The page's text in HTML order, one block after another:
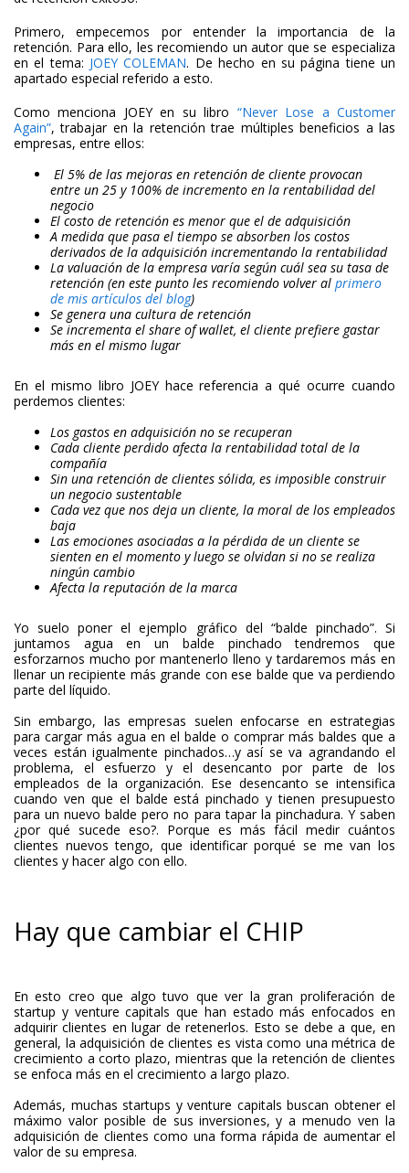
Primero, empecemos por entender la importancia de la
retención. Para ello, les recomiendo un autor que se especializa
en el tema: JOEY COLEMAN. De hecho en su página tiene un
apartado especial referido a esto.
Como menciona JOEY en su libro “Never Lose a Customer
Again”, trabajar en la retención trae múltiples beneficios a las
empresas, entre ellos:
El 5% de las mejoras en retención de cliente provocan
entre un 25 y 100% de incremento en la rentabilidad del
negocio
El costo de retención es menor que el de adquisición
A medida que pasa el tiempo se absorben los costos
derivados de la adquisición incrementando la rentabilidad
La valuación de la empresa varía según cuál sea su tasa de
retención (en este punto les recomiendo volver al primero
de mis artículos del blog)
Se genera una cultura de retención
Se incrementa el share of wallet, el cliente prefiere gastar
más en el mismo lugar
En el mismo libro JOEY hace referencia a qué ocurre cuando
perdemos clientes:
Los gastos en adquisición no se recuperan
Cada cliente perdido afecta la rentabilidad total de la
compañía
Sin una retención de clientes sólida, es imposible construir
un negocio sustentable
Cada vez que nos deja un cliente, la moral de los empleados
baja
Las emociones asociadas a la pérdida de un cliente se
sienten en el momento y luego se olvidan si no se realiza
ningún cambio
Afecta la reputación de la marca
Yo suelo poner el ejemplo gráfico del “balde pinchado”. Si
juntamos agua en un balde pinchado tendremos que
esforzarnos mucho por mantenerlo lleno y tardaremos más en
llenar un recipiente más grande con ese balde que va perdiendo
parte del líquido.
Sin embargo, las empresas suelen enfocarse en estrategias
para cargar más agua en el balde o comprar más baldes que a
veces están igualmente pinchados…y así se va agrandando el
problema, el esfuerzo y el desencanto por parte de los
empleados de la organización. Ese desencanto se intensifica
cuando ven que el balde está pinchado y tienen presupuesto
para un nuevo balde pero no para tapar la pinchadura. Y saben
¿por qué sucede eso?. Porque es más fácil medir cuántos
clientes nuevos tengo, que identificar porqué se me van los
clientes y hacer algo con ello.
Hay que cambiar el CHIP
En esto creo que algo tuvo que ver la gran proliferación de
startup y venture capitals que han estado más enfocados en
adquirir clientes en lugar de retenerlos. Esto se debe a que, en
general, la adquisición de clientes es vista como una métrica de
crecimiento a corto plazo, mientras que la retención de clientes
se enfoca más en el crecimiento a largo plazo.
Además, muchas startups y venture capitals buscan obtener el
máximo valor posible de sus inversiones, y a menudo ven la
adquisición de clientes como una forma rápida de aumentar el
valor de su empresa.